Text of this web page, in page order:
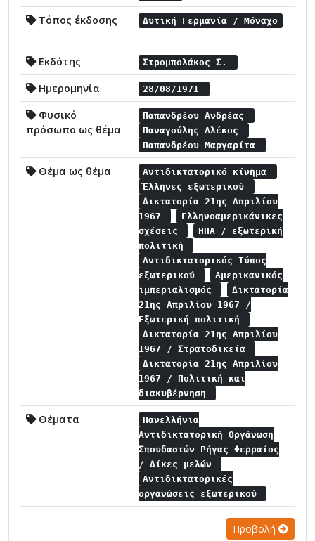
Τόπος έκδοσης Δυτική Γερμανία / Μόναχο
Εκδότης Στρομπολάκος Σ.
Ημερομηνία 28/08/1971
Φυσικό
πρόσωπο ως θέμα
Παπανδρέου Ανδρέας
Παναγούλης Αλέκος
Παπανδρέου Μαργαρίτα
Θέμα ως θέμα
Αντιδικτατορικό κίνημα
Έλληνες εξωτερικού
Δικτατορία 21ης Απριλίου
1967
Ελληνοαμερικάνικες
σχέσεις
ΗΠΑ / εξωτερική
πολιτική
Αντιδικτατορικός Τύπος
εξωτερικού
Αμερικανικός
ιμπεριαλισμός
Δικτατορία
21ης Απριλίου 1967 /
Εξωτερική πολιτική
Δικτατορία 21ης Απριλίου
1967 / Στρατοδικεία
Δικτατορία 21ης Απριλίου
1967 / Πολιτική και
διακυβέρνηση
Θέματα
Πανελλήνια
Αντιδικτατορική Οργάνωση
Σπουδαστών Ρήγας Φερραίος
/ Δίκες μελών
Αντιδικτατορικές
οργανώσεις εξωτερικού
Προβολή